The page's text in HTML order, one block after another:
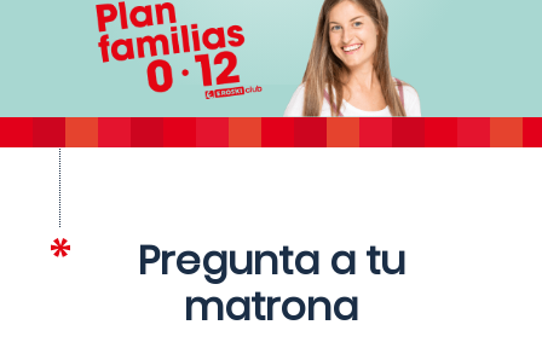
Pregunta a tu
matrona